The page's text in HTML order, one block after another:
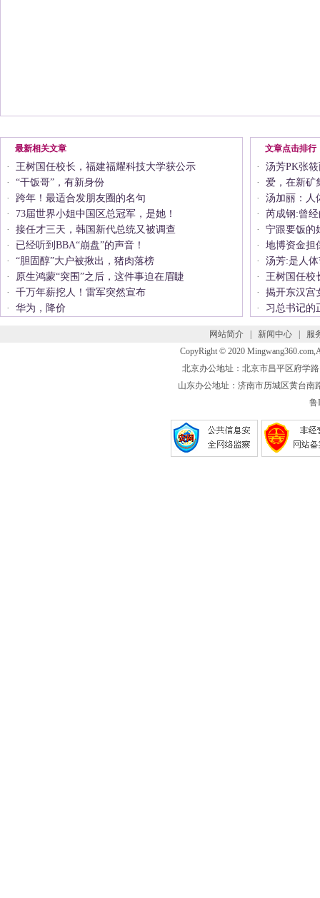
最新相关文章
· 王树国任校长，福建福耀科技大学获公示
· “干饭哥”，有新身份
· 跨年！最适合发朋友圈的名句
· 73届世界小姐中国区总冠军，是她！
· 接任才三天，韩国新代总统又被调查
· 已经听到BBA“崩盘”的声音！
· “胆固醇”大户被揪出，猪肉落榜
·
原生鸿蒙“突围”之后，这件事迫在眉睫
· 千万年薪挖人！雷军突然宣布
· 华为，降价
文章点击排行
· 汤芳PK张
· 爱，在新矿
· 汤加丽：人
· 芮成钢:曾
· 宁跟要饭的
· 地博资金担
· 汤芳:是人
· 王树国任校
· 揭开东汉宫
· 习总书记的
网站简介 新闻中心
服
CopyRight © 2020
北京办公地址：北京市昌平区府学
山东办公地址：济南市历城区黄台南
鲁